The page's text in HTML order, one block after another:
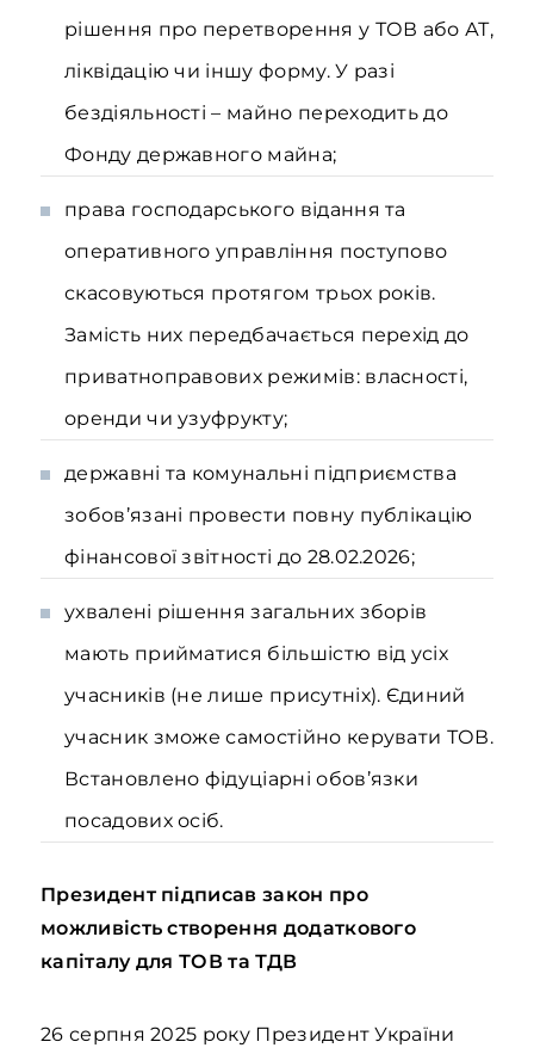
рішення про перетворення у ТОВ або АТ,
ліквідацію чи іншу форму. У разі
бездіяльності – майно переходить до
Фонду державного майна;
права господарського відання та
оперативного управління поступово
скасовуються протягом трьох років.
Замість них передбачається перехід до
приватноправових режимів: власності,
оренди чи узуфрукту;
державні та комунальні підприємства
зобов’язані провести повну публікацію
фінансової звітності до 28.02.2026;
ухвалені рішення загальних зборів
мають прийматися більшістю від усіх
учасників (не лише присутніх). Єдиний
учасник зможе самостійно керувати ТОВ.
Встановлено фідуціарні обов’язки
посадових осіб.
Президент підписав закон про
можливість створення додаткового
капіталу для ТОВ та ТДВ
26 серпня 2025 року Президент України